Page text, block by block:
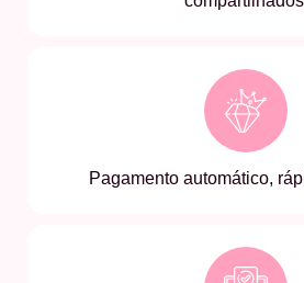
Pagamento automático,